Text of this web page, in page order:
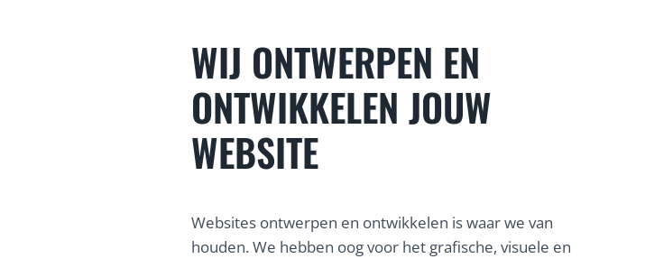
WIJ ONTWERPEN EN
ONTWIKKELEN JOUW
WEBSITE
Websites ontwerpen en ontwikkelen is waar we van
houden. We hebben oog voor het grafische, visuele en